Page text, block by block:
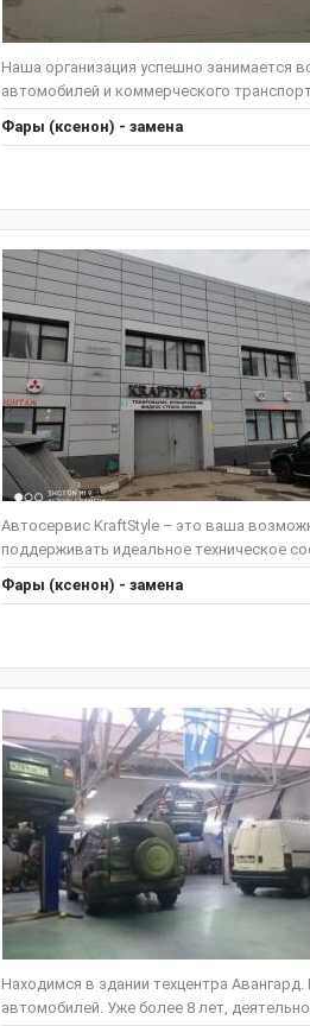
Наша организация успешно занимается
автомобилей и коммерческого
Фары (ксенон) - замена
Автосервис KraftStyle – это ваша
поддерживать идеальное техническое
Фары (ксенон) - замена
Находимся в здании техцентра
автомобилей. Уже более 8 лет,